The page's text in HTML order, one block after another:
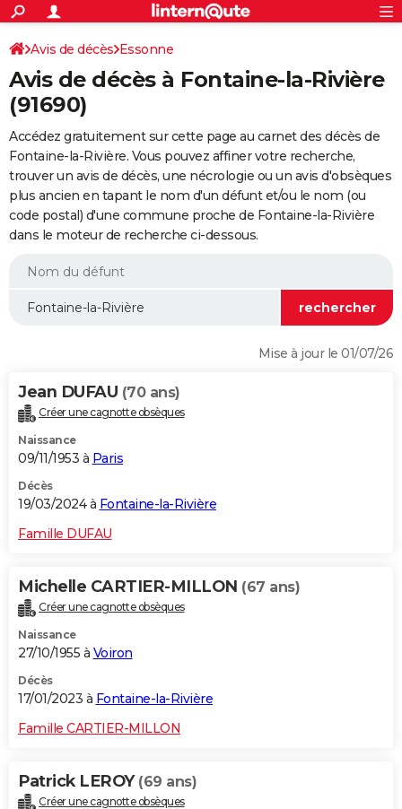
ACTUALITÉS
Politique
Société
Faits Divers
Education
Monde
Villes
+
SPORT
Coupe du monde 2026
Football
Tennis
Cyclisme
Rugby
Forum
FINANCE
Retraite
Impôts
Epargne
Immobilier
Risques naturels par ville
Banque
Assurance
Crédit
Essais
Réserver un essai
Citadines
Berlines
SUV
Forum auto
+
HIGH-TECH
Mobiles
Meilleur smartphone
Internet
Ordinateurs
Jeux vidéo
Guide high-tech
+
BRICOLAGE
Forum
Aménagement intérieur
Extérieur
Cuisine
Salle de bains
Jardinage
Rangement
WEEK-END
Guides de France
Escapades
Patrimoine
Expositions
Musées
Week-end nature
LIFESTYLE
Alimentation
Guide de la santé
Maladies
Médicaments
Sommeil
VOYAGE
Destinations
City break
Voyage nature
Voyage de noces
Forum
Climat
+PHOTO
GUIDES D'ACHAT
BONS PLANS
CARTE DE VOEUX
Dictionnaire
Biographies
Citations
Expressions
Proverbes
PROGRAMME TV
COPAINS D'AVANT
S'inscrire
Se connecter
Lycées
Collèges
Primaires
Universités
Entreprises
Service militaire
Avis de recherche
AVIS DE DÉCÈS
Avis de décès Essonne
Avis de décès à Fontaine-la-Rivière
(91690)
Accédez gratuitement sur cette page au carnet des décès de
Fontaine-la-Rivière. Vous pouvez affiner votre recherche,
trouver un avis de décès, une nécrologie ou un avis d'obsèques
plus ancien en tapant le nom d'un défunt et/ou le nom (ou
code postal) d'une commune proche de Fontaine-la-Rivière
dans le moteur de recherche ci-dessous.
Mise à jour le 01/07/26
Jean DUFAU (70 ans)
Créer une cagnotte obsèques
Naissance
09/11/1953 à Paris
Décès
19/03/2024 à Fontaine-la-Rivière
Famille DUFAU
Michelle CARTIER-MILLON (67 ans)
Créer une cagnotte obsèques
Naissance
27/10/1955 à Voiron
Décès
17/01/2023 à Fontaine-la-Rivière
Famille CARTIER-MILLON
Patrick LEROY (69 ans)
Créer une cagnotte obsèques